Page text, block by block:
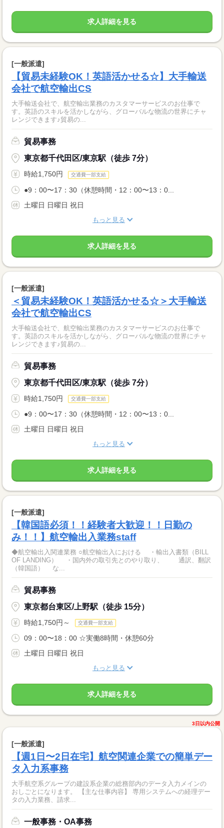
求人詳細を見る
[一般派遣]
【貿易未経験OK！英語活かせる☆】大手輸送
会社で航空輸出CS
大手輸送会社で、航空輸出業務のカスタマーサービスのお仕事で
す。英語のスキルを活かしながら、グローバルな物流の世界にチャ
レンジできます♪貿易の...
貿易事務
東京都千代田区/東京駅（徒歩 7分）
時給1,750円 交通費一部支給
●9：00〜17：30（休憩時間・12：00〜13：0...
土曜日 日曜日 祝日
もっと見る
求人詳細を見る
[一般派遣]
＜貿易未経験OK！英語活かせる☆＞大手輸送
会社で航空輸出CS
大手輸送会社で、航空輸出業務のカスタマーサービスのお仕事で
す。英語のスキルを活かしながら、グローバルな物流の世界にチャ
レンジできます♪貿易の...
貿易事務
東京都千代田区/東京駅（徒歩 7分）
時給1,750円 交通費一部支給
●9：00〜17：30（休憩時間・12：00〜13：0...
土曜日 日曜日 祝日
もっと見る
求人詳細を見る
[一般派遣]
【韓国語必須！！経験者大歓迎！！日勤の
み！！】航空輸出入業務staff
◆航空輸出入関連業務 ○航空輸出入における ・輸出入書類（BILL
OF LANDING） ・国内外の取引先とのやり取り、 通訳、翻訳
（韓国語） な...
貿易事務
東京都台東区/上野駅（徒歩 15分）
時給1,750円～ 交通費一部支給
09：00〜18：00 ☆実働8時間・休憩60分
土曜日 日曜日 祝日
もっと見る
求人詳細を見る
3日以内公開
[一般派遣]
【週1日〜2日在宅】航空関連企業での簡単デー
タ入力系事務
大手航空系グループの建設系企業の総務部内のデータ入力メインの
おしごとになります。 【主な仕事内容】 専用システムへの経理デー
タの入力業務、請求...
一般事務・OA事務